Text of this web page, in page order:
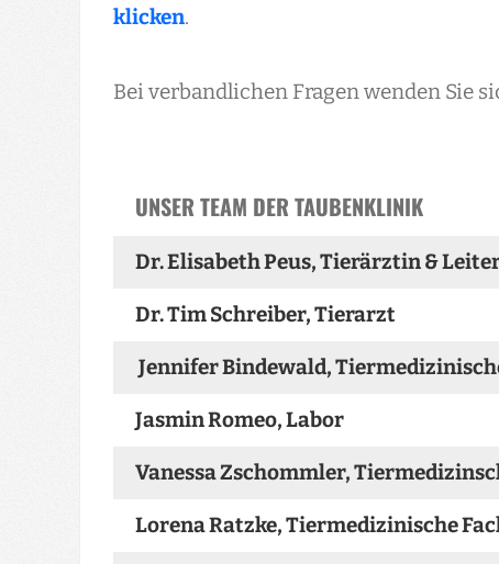
klicken.
Bei verbandlichen Fragen wenden Sie
UNSER TEAM DER TAUBENKLINIK
Dr. Elisabeth Peus, Tierärztin &
Dr. Tim Schreiber, Tierarzt
Jennifer Bindewald,
Jasmin Romeo, Labor
Vanessa Zschommler,
Lorena Ratzke, Tiermedizinische